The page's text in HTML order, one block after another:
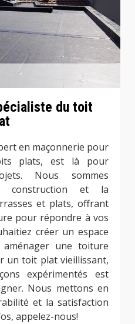
du toit
en maçonnerie pour
plats, est là pour
Nous sommes
construction et la
et plats, offrant
pour répondre à vos
créer un espace
une toiture
un toit plat vieillissant,
expérimentés est
Nous mettons en
et la satisfaction
appelez-nous!